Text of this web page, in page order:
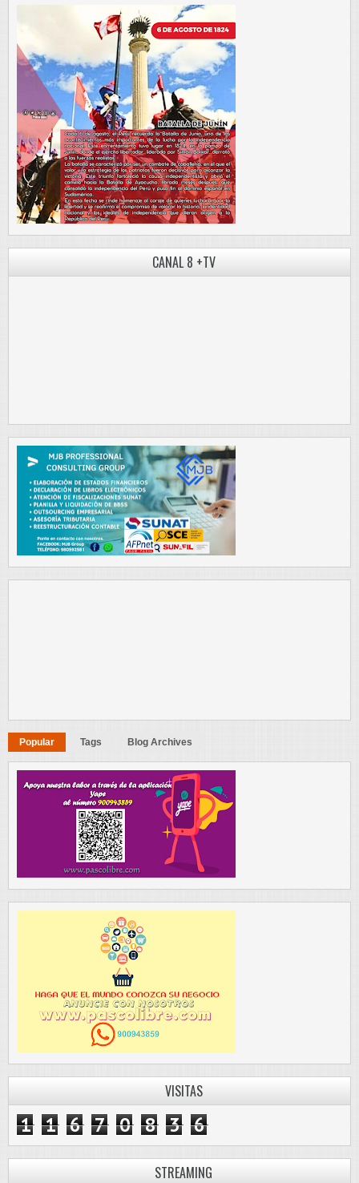
CANAL 8 +TV
Popular Tags Blog Archives
VISITAS
1 1 6 7 0 8 3 6
STREAMING